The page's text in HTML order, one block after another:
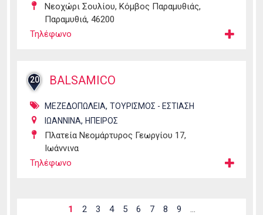
Νεοχώρι Σουλίου, Κόμβος Παραμυθιάς,
Παραμυθιά, 46200
Τηλέφωνο
20 BALSAMICO
ΜΕΖΕΔΟΠΩΛΕΙΑ, ΤΟΥΡΙΣΜΟΣ - ΕΣΤΙΑΣΗ
ΙΩΑΝΝΙΝΑ, ΗΠΕΙΡΟΣ
Πλατεία Νεομάρτυρος Γεωργίου 17,
Ιωάννινα
Τηλέφωνο
1 2 3 4 5 6 7 8 9